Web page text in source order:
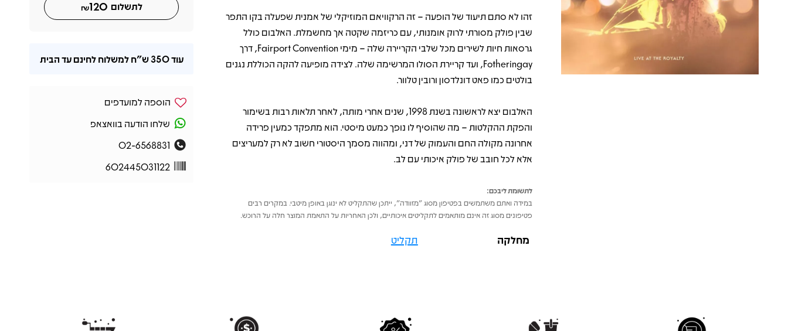
זהו לא סתם תיעוד של הופעה – זה הרקוויאם המוזיקלי של אמנית שפעלה בקו התפר
שבין פולק מסורתי לרוק אומנותי, עם כריזמה שקטה אך מחשמלת. האלבום כולל
גרסאות חיות לשירים מכל שלבי הקריירה שלה – מימי Fairport Convention, דרך
Fotheringay, ועד קריירת הסולו המרשימה שלה. לצידה מופיעה להקה הכוללת נגנים
בולטים כמו פאט דונלדסון ורובין טלוור.
האלבום יצא לראשונה בשנת 1998, שנים אחרי מותה, לאחר תלאות רבות בשימור
והפקת ההקלטות – מה שהוסיף לו נופך כמעט מיסטי. הוא מתפקד כמעין פרידה
אחרונה מקולה החם והעמוק של דני, ומהווה מסמך היסטורי חשוב לא רק למעריצים
אלא לכל חובב של פולק איכותי עם לב.
לתשומת ליבכם:
במידה ואתם משתמשים בפטיפון מסוג "מזוודה", ייתכן שהתקליט לא ינוגן באופן מיטבי. במקרים רבים
פטיפונים מסוג זה אינם מותאמים לתקליטים איכותיים, ולכן האחריות על התאמת המוצר חלה על הרוכש.
מחלקה תקליט
לתשלום 120
₪
עוד350 ש"ח למשלוח לחינם עד הבית
הוספה למועדפים
שלחו הודעה בוואצאפ
02-6568831
602445031122